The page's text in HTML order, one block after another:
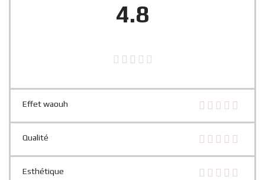
4.8
Effet waouh
Qualité
Esthétique